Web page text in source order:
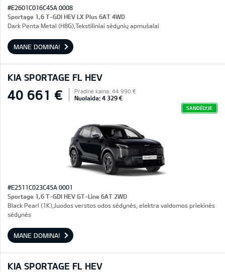
#E2601C016C45A 0008
Sportage 1,6 T-GDI HEV LX Plus 6AT 4WD
Dark Penta Metal (H8G),Tekstiliniai sėdynių apmušalai
MANE DOMINA!
KIA SPORTAGE FL HEV
40 661 € Pradinė kaina: 44 990 €
Nuolaida: 4 329 €
SANDĖLYJE
#E2511C023C45A 0001
Sportage 1,6 T-GDI HEV GT-Line 6AT 2WD
Black Pearl (1K),Juodos verstos odos sėdynės, elektra valdomos priekinės
sėdynės
MANE DOMINA!
KIA SPORTAGE FL HEV